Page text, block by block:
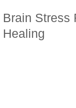
Brain Stress
Healing